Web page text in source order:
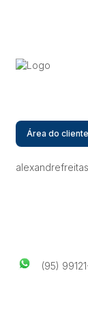
Área do cliente
(95)